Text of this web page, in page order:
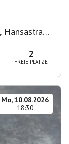
, Hansastraße
2
FREIE PLÄTZE
Mo, 10.08.2026
18:30